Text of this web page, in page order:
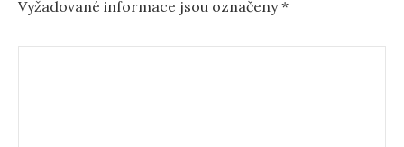
Vyžadované informace jsou označeny*